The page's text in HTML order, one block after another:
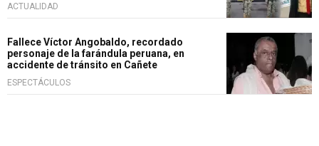
ACTUALIDAD
Fallece Víctor Angobaldo, recordado
personaje de la farándula peruana, en
accidente de tránsito en Cañete
ESPECTÁCULOS